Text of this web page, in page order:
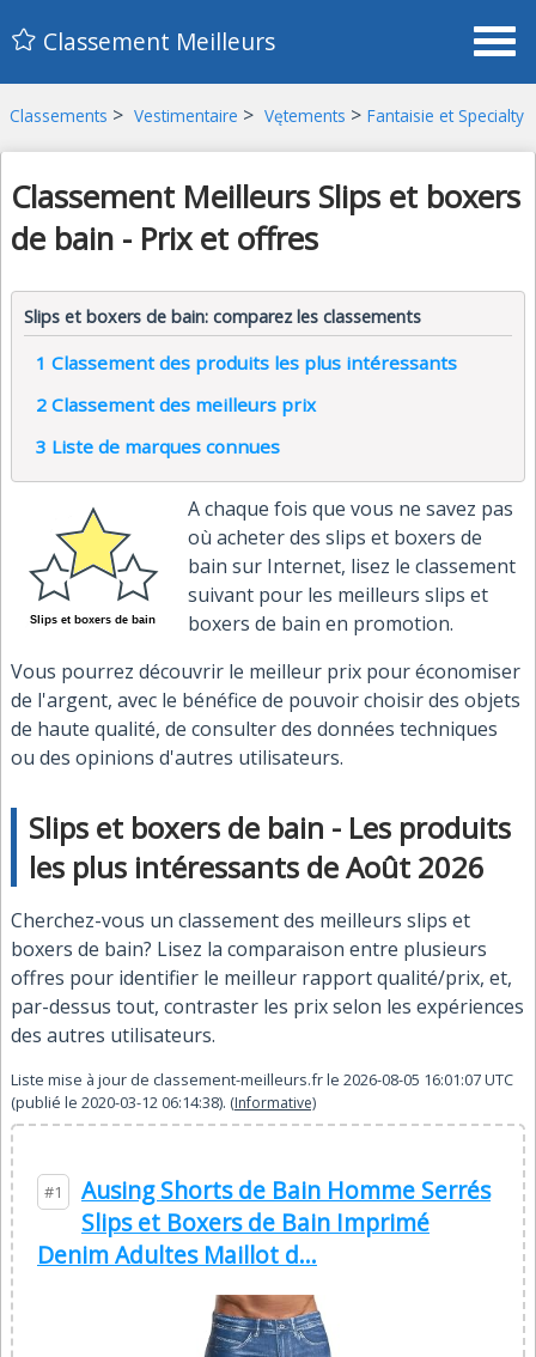
Classement Meilleurs
Classements > Vestimentaire > Vętements > Fantaisie et Specialty
Classement Meilleurs Slips et boxers
de bain - Prix et offres
Slips et boxers de bain: comparez les classements
1 Classement des produits les plus intéressants
2 Classement des meilleurs prix
3 Liste de marques connues
A chaque fois que vous ne savez pas
où acheter des slips et boxers de
bain sur Internet, lisez le classement
suivant pour les meilleurs slips et
boxers de bain en promotion.
Vous pourrez découvrir le meilleur prix pour économiser
de l'argent, avec le bénéfice de pouvoir choisir des objets
de haute qualité, de consulter des données techniques
ou des opinions d'autres utilisateurs.
Slips et boxers de bain - Les produits
les plus intéressants de Août 2026
Cherchez-vous un classement des meilleurs slips et
boxers de bain? Lisez la comparaison entre plusieurs
offres pour identifier le meilleur rapport qualité/prix, et,
par-dessus tout, contraster les prix selon les expériences
des autres utilisateurs.
Liste mise à jour de classement-meilleurs.frle 2026-08-05 16:01:07UTC
(publié le 2020-03-12 06:14:38). (Informative)
#1
Ausing Shorts de Bain Homme Serrés
Slips et Boxers de Bain Imprimé
Denim Adultes Maillot d...